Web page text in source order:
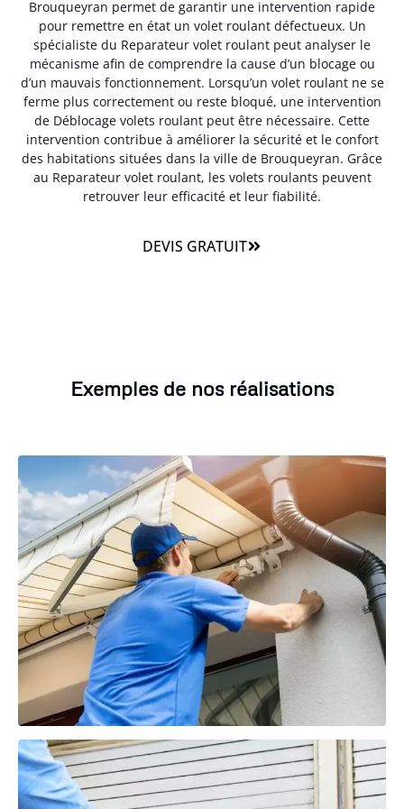
Brouqueyran permet de garantir une intervention rapide
pour remettre en état un volet roulant défectueux. Un
spécialiste du Reparateur volet roulant peut analyser le
mécanisme afin de comprendre la cause d’un blocage ou
d’un mauvais fonctionnement. Lorsqu’un volet roulant ne se
ferme plus correctement ou reste bloqué, une intervention
de Déblocage volets roulant peut être nécessaire. Cette
intervention contribue à améliorer la sécurité et le confort
des habitations situées dans la ville de Brouqueyran. Grâce
au Reparateur volet roulant, les volets roulants peuvent
retrouver leur efficacité et leur fiabilité.
DEVIS GRATUIT
Exemples de nos réalisations